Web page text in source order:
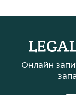
Онлайн